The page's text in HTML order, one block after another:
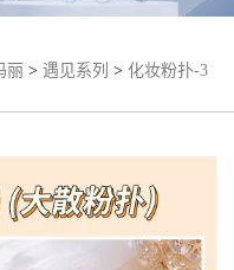
丽> 遇见系列 > 化妆粉扑-3